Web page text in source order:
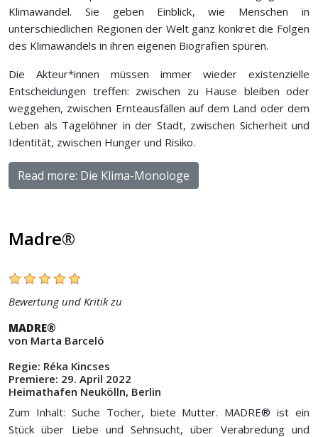
Klimawandel. Sie geben Einblick, wie Menschen in
unterschiedlichen Regionen der Welt ganz konkret die Folgen
des Klimawandels in ihren eigenen Biografien spüren.
Die Akteur*innen müssen immer wieder existenzielle
Entscheidungen treffen: zwischen zu Hause bleiben oder
weggehen, zwischen Ernteausfällen auf dem Land oder dem
Leben als Tagelöhner in der Stadt, zwischen Sicherheit und
Identität, zwischen Hunger und Risiko.
Read more: Die Klima-Monologe
Madre®
Bewertung und Kritik zu
MADRE®
von Marta Barceló
Regie: Réka Kincses
Premiere: 29. April 2022
Heimathafen Neukölln, Berlin
Zum Inhalt: Suche Tocher, biete Mutter. MADRE® ist ein
Stück über Liebe und Sehnsucht, über Verabredung und